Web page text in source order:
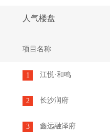
人气楼盘
项目名称
1 江悦·和鸣
2 长沙润府
3 鑫远融泽府